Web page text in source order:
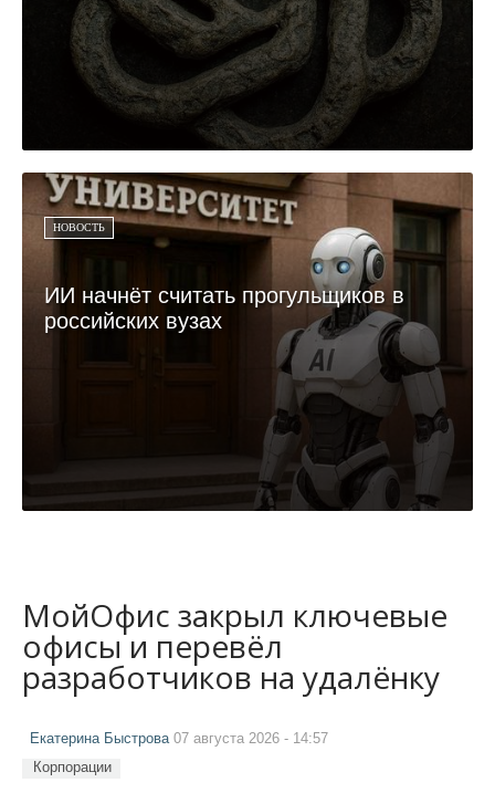
НОВОСТЬ
ИИ начнёт считать прогульщиков в
российских вузах
МойОфис закрыл ключевые
офисы и перевёл
разработчиков на удалёнку
Екатерина Быстрова07 августа 2026 - 14:57
Корпорации